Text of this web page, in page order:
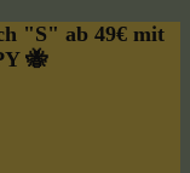
"S" ab 49€ mit
🐝